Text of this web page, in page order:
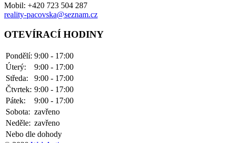
Mobil: +420 723 504 287
reality-pacovska@seznam.cz
OTEVÍRACÍ HODINY
Pondělí: 9:00 - 17:00
Úterý:
9:00 - 17:00
Středa:
9:00 - 17:00
Čtvrtek: 9:00 - 17:00
Pátek:
9:00 - 17:00
Sobota: zavřeno
Neděle: zavřeno
Nebo dle dohody